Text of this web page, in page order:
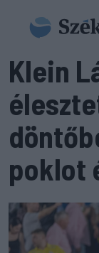
Klein
poklot